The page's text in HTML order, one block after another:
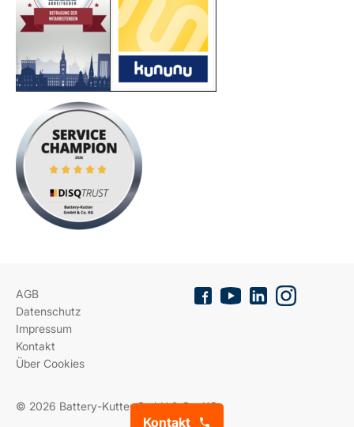
Kontakt
© 2026 Battery-Kutter GmbH & Co. KG
AGB
Datenschutz
Impressum
Kontakt
Über Cookies